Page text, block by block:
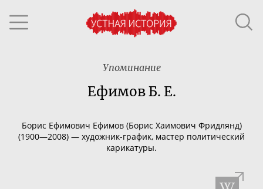
Упоминание
Ефимов Б. Е.
Борис Ефимович Ефимов (Борис Хаимович Фридлянд)
(1900—2008) — художник-график, мастер политический
карикатуры.